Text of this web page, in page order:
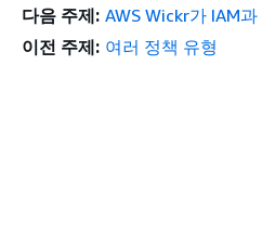
다음 주제: AWS Wickr가 IAM
이전 주제: 여러 정책 유형